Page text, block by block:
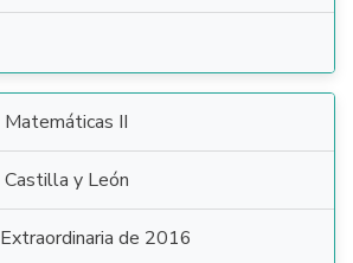
Matemáticas II
Castilla y León
Extraordinaria de 2016